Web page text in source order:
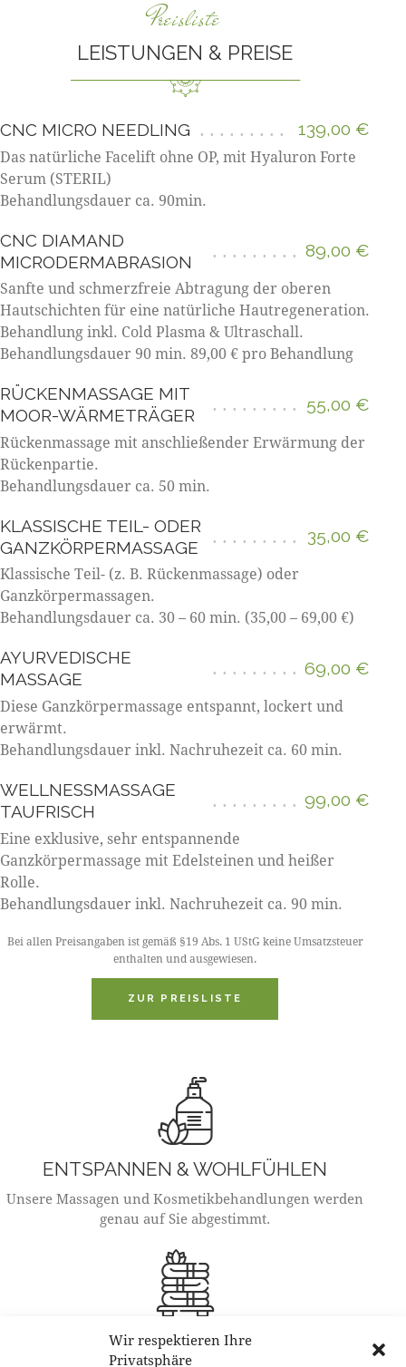
Wir respektieren Ihre
Privatsphäre
Preisliste
LEISTUNGEN & PREISE
CNC MICRO NEEDLING 139,00 €
Das natürliche Facelift ohne OP, mit Hyaluron Forte
Serum (STERIL)
Behandlungsdauer ca. 90min.
CNC DIAMAND
MICRODERMABRASION
89,00 €
Sanfte und schmerzfreie Abtragung der oberen
Hautschichten für eine natürliche Hautregeneration.
Behandlung inkl. Cold Plasma & Ultraschall.
Behandlungsdauer 90 min. 89,00 € pro Behandlung
RÜCKENMASSAGE MIT
MOOR-WÄRMETRÄGER
55,00 €
Rückenmassage mit anschließender Erwärmung der
Rückenpartie.
Behandlungsdauer ca. 50 min.
KLASSISCHE TEIL- ODER
GANZKÖRPERMASSAGE
35,00 €
Klassische Teil- (z. B. Rückenmassage) oder
Ganzkörpermassagen.
Behandlungsdauer ca. 30 – 60 min. (35,00 – 69,00 €)
AYURVEDISCHE
MASSAGE
69,00 €
Diese Ganzkörpermassage entspannt, lockert und
erwärmt.
Behandlungsdauer inkl. Nachruhezeit ca. 60 min.
WELLNESSMASSAGE
TAUFRISCH
99,00 €
Eine exklusive, sehr entspannende
Ganzkörpermassage mit Edelsteinen und heißer
Rolle.
Behandlungsdauer inkl. Nachruhezeit ca. 90 min.
Bei allen Preisangaben ist gemäß §19 Abs. 1 UStG keine Umsatzsteuer
enthalten und ausgewiesen.
ZUR PREISLISTE
ENTSPANNEN & WOHLFÜHLEN
Unsere Massagen und Kosmetikbehandlungen werden
genau auf Sie abgestimmt.
ÖFFNUNGSZEITEN